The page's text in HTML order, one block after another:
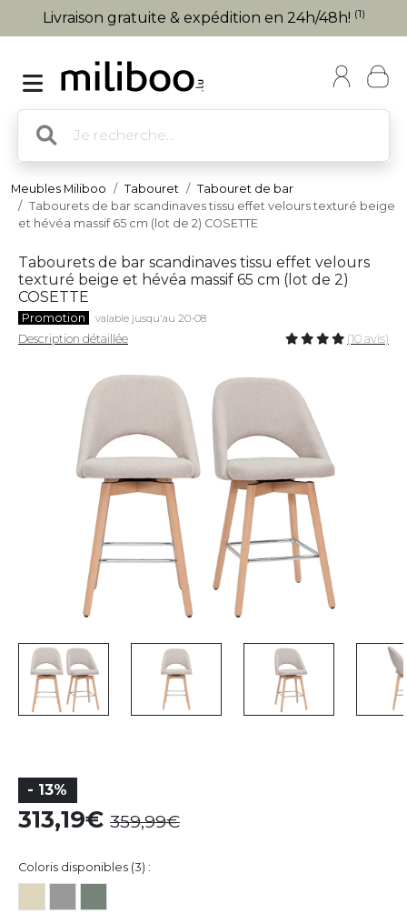
Livraison gratuite & expédition en 24h/48h! (1)
Meubles Miliboo Tabouret
Tabouret de bar
Tabourets de bar scandinaves tissu effet velours texturé beige
et hévéa massif 65 cm (lot de 2) COSETTE
Tabourets de bar scandinaves tissu effet velours
texturé beige et hévéa massif 65 cm (lot de 2)
COSETTE
Promotion valable jusqu'au 20-08
Description détaillée (10 avis)
- 13%
313,19 359,99
Coloris disponibles (3) :